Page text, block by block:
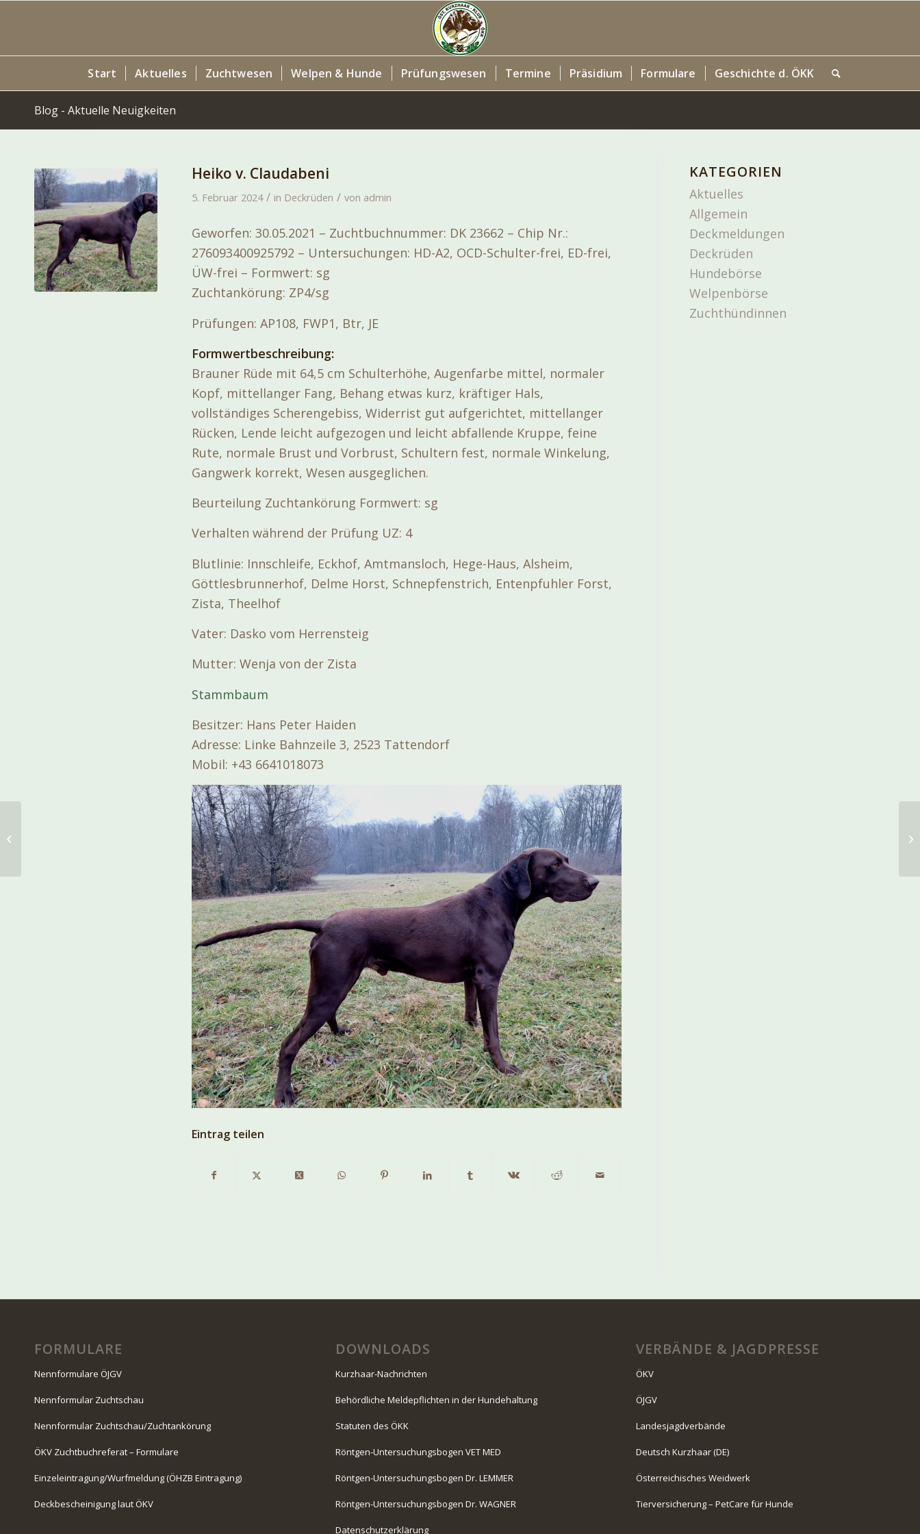
Start Aktuelles Zuchtwesen Welpen & Hunde Prüfungswesen Termine Präsidium Formulare Geschichte d. ÖKK
Blog - Aktuelle Neuigkeiten
Heiko v. Claudabeni
5. Februar 2024 / in Deckrüden / von admin
Geworfen: 30.05.2021 – Zuchtbuchnummer: DK 23662 – Chip Nr.:
276093400925792 – Untersuchungen: HD-A2, OCD-Schulter-frei, ED-frei,
ÜW-frei – Formwert: sg
Zuchtankörung: ZP4/sg
Prüfungen: AP108, FWP1, Btr, JE
Formwertbeschreibung:
Brauner Rüde mit 64,5 cm Schulterhöhe, Augenfarbe mittel, normaler
Kopf, mittellanger Fang, Behang etwas kurz, kräftiger Hals,
vollständiges Scherengebiss, Widerrist gut aufgerichtet, mittellanger
Rücken, Lende leicht aufgezogen und leicht abfallende Kruppe, feine
Rute, normale Brust und Vorbrust, Schultern fest, normale Winkelung,
Gangwerk korrekt, Wesen ausgeglichen.
Beurteilung Zuchtankörung Formwert: sg
Verhalten während der Prüfung UZ: 4
Blutlinie: Innschleife, Eckhof, Amtmansloch, Hege-Haus, Alsheim,
Göttlesbrunnerhof, Delme Horst, Schnepfenstrich, Entenpfuhler Forst,
Zista, Theelhof
Vater: Dasko vom Herrensteig
Mutter: Wenja von der Zista
Stammbaum
Besitzer: Hans Peter Haiden
Adresse: Linke Bahnzeile 3, 2523 Tattendorf
Mobil: +43 6641018073
Eintrag teilen
KATEGORIEN
Aktuelles
Allgemein
Deckmeldungen
Deckrüden
Hundebörse
Welpenbörse
Zuchthündinnen
FORMULARE
Nennformulare ÖJGV
Nennformular Zuchtschau
Nennformular Zuchtschau/Zuchtankörung
ÖKV Zuchtbuchreferat – Formulare
Einzeleintragung/Wurfmeldung (ÖHZB Eintragung)
Deckbescheinigung laut ÖKV
DOWNLOADS
Kurzhaar-Nachrichten
Behördliche Meldepflichten in der Hundehaltung
Statuten des ÖKK
Röntgen-Untersuchungsbogen VET MED
Röntgen-Untersuchungsbogen Dr. LEMMER
Röntgen-Untersuchungsbogen Dr. WAGNER
Datenschutzerklärung
VERBÄNDE & JAGDPRESSE
ÖKV
ÖJGV
Landesjagdverbände
Deutsch Kurzhaar (DE)
Österreichisches Weidwerk
Tierversicherung – PetCare für Hunde